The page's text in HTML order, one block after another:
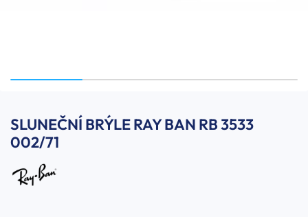
SLUNEČNÍ BRÝLE RAY BAN RB 3533
002/71